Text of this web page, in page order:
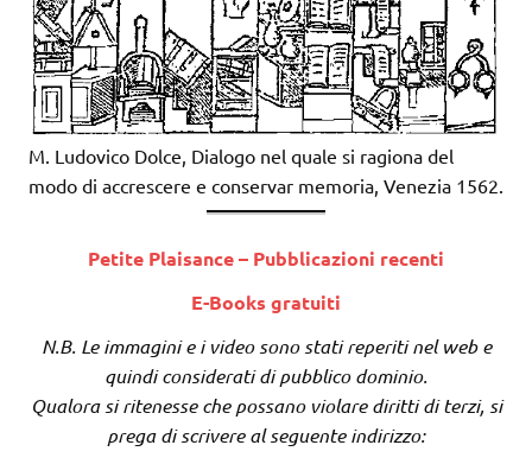
M. Ludovico Dolce, Dialogo nel quale si ragiona del
modo di accrescere e conservar memoria, Venezia 1562.
Petite Plaisance – Pubblicazioni recenti
E-Books gratuiti
N.B. Le immagini e i video sono stati reperiti nel web e
quindi considerati di pubblico dominio.
Qualora si ritenesse che possano violare diritti di terzi, si
prega di scrivere al seguente indirizzo: